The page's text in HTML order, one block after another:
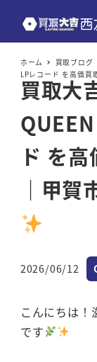
ホーム 買取ブログ
LPレコード を高価買
買取大
ド を
｜甲賀
投稿日
2026/06/12
こんにちは！
です